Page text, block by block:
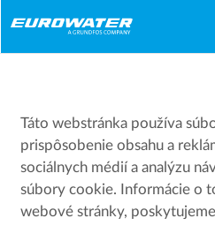
Táto webstránka používa
prispôsobenie obsahu a
sociálnych médií a analýzu
súbory cookie. Informácie o
webové stránky,